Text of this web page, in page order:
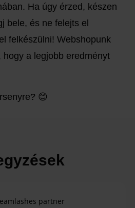
Ha úgy érzed, készen
bele, és ne felejts el
felkészülni! Webshopunk
hogy a legjobb eredményt
😊